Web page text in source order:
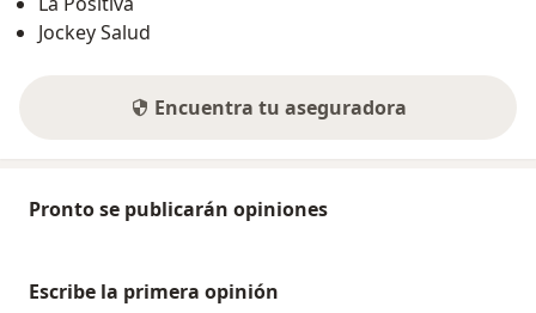
Jockey Salud
Encuentra tu aseguradora
Pronto se publicarán opiniones
Escribe la primera opinión